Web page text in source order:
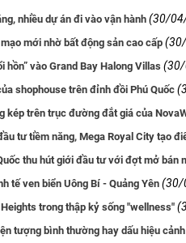
nhiều dự án đi vào vận hành(30/
mới nhờ bất động sản cao cấp
hồn” vào Grand Bay Halong Villas
shophouse trên đỉnh đồi Phú Quốc
kép trên trục đường đắt giá của
tư tiềm năng, Mega Royal City tạo
thu hút giới đầu tư với đợt mở bán
tế ven biển Uông Bí - Quảng Yên(30/
trong thập kỷ sống "wellness"
tượng bình thường hay dấu hiệu